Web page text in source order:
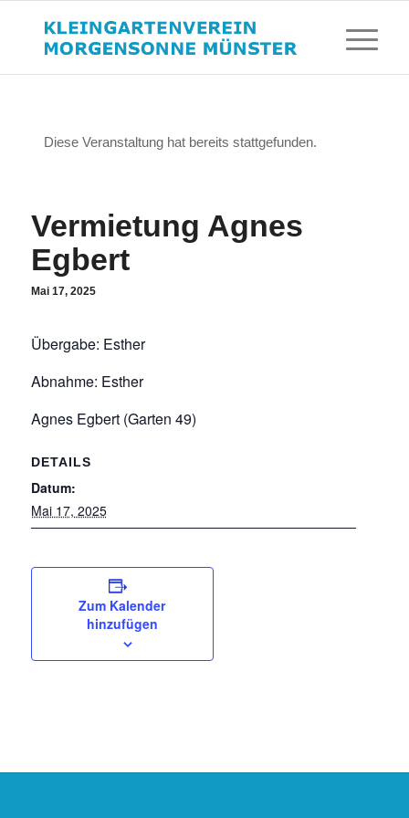
Diese Veranstaltung hat bereits stattgefunden.
Vermietung Agnes
Egbert
Mai 17, 2025
Übergabe: Esther
Abnahme: Esther
Agnes Egbert (Garten 49)
DETAILS
Datum:
Mai 17, 2025
Zum Kalender
hinzufügen